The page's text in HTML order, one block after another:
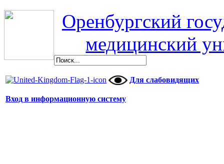
Оренбургский
медицинский
Для слабовидящих
Вход в информационную систему